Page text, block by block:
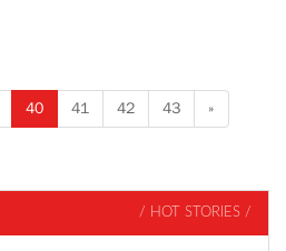
40 41 42 43 »
/ HOT STORIES /